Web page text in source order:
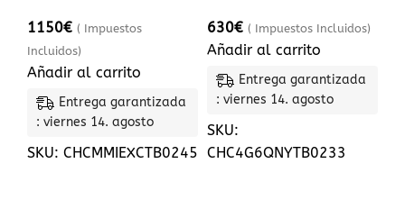
1150€ ( Impuestos
Incluidos)
Añadir al carrito
Entrega garantizada
: viernes 14. agosto
SKU: CHCMMIEXCTB0245
630€ ( Impuestos Incluidos)
Añadir al carrito
Entrega garantizada
: viernes 14. agosto
SKU:
CHC4G6QNYTB0233